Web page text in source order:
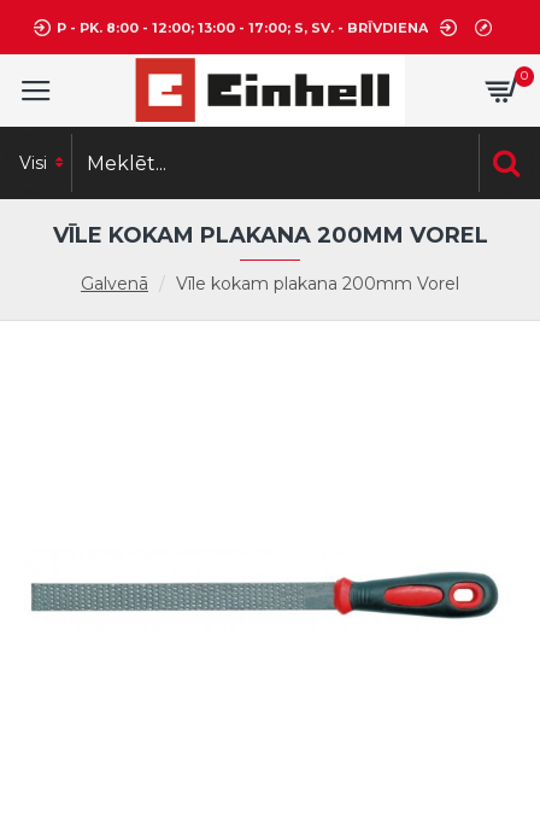
P - PK. 8:00 - 12:00; 13:00 - 17:00; S, SV. - BRĪVDIENA
0
Visi
Galvenā Vīle kokam plakana 200mm Vorel
VĪLE KOKAM PLAKANA 200MM VOREL